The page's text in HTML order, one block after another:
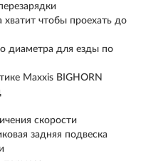
хватит чтобы проехать до
диаметра для езды по
Maxxis BIGHORN
скорости
задняя подвеска